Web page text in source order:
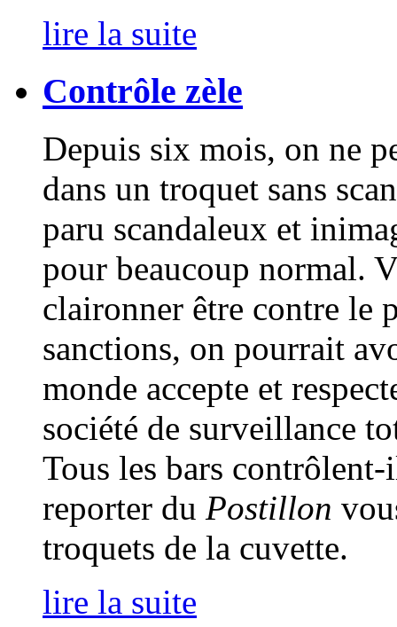
lire la suite
Contrôle zèle
Depuis six mois, on ne
dans un troquet sans
paru scandaleux et
pour beaucoup normal.
claironner être contre le
sanctions, on pourrait
monde accepte et
société de surveillance
Tous les bars
reporter du Postillon
troquets de la cuvette.
lire la suite